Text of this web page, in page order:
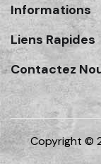
Informations
Liens Rapides
Contactez
Copyright ©